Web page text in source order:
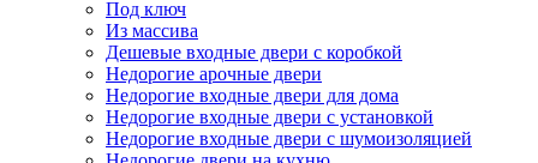
Под ключ
Из массива
Дешевые входные двери с коробкой
Недорогие арочные двери
Недорогие входные двери для дома
Недорогие входные двери с установкой
Недорогие входные двери с шумоизоляцией